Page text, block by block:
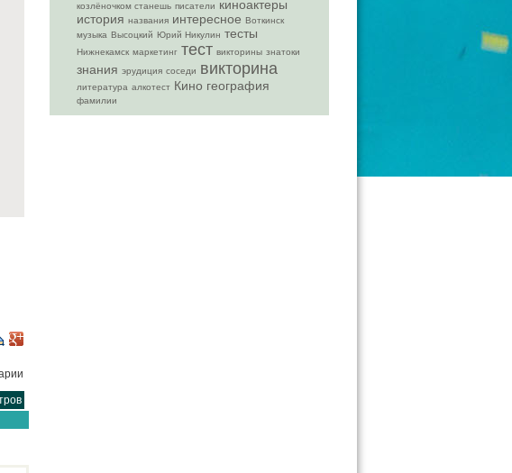
козлёночком станешь писатели киноактеры
история названия интересное Воткинск
музыка Высоцкий Юрий Никулин тесты
Нижнекамск маркетинг тест викторины знатоки
знания эрудиция соседи викторина
литература алкотест Кино география
фамилии